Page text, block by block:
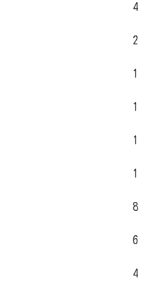
4
2
1
1
1
1
8
6
4